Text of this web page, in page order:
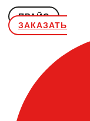
ПРАЙС
ЗАКАЗАТЬ